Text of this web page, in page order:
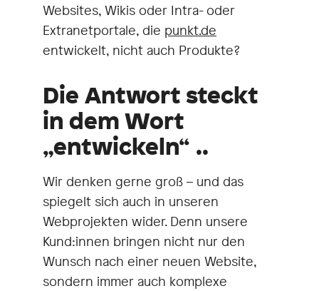
Websites, Wikis oder Intra- oder
Extranetportale, die punkt.de
entwickelt, nicht auch Produkte?
Die Antwort steckt
in dem Wort
„entwickeln“ ..
Wir denken gerne groß – und das
spiegelt sich auch in unseren
Webprojekten wider. Denn unsere
Kund:innen bringen nicht nur den
Wunsch nach einer neuen Website,
sondern immer auch komplexe